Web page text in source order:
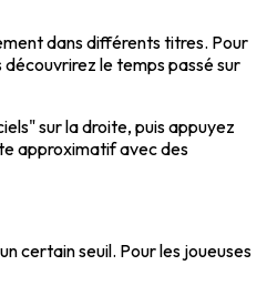
dans différents titres. Pour
le temps passé sur
sur la droite, puis appuyez
approximatif avec des
certain seuil. Pour les joueuses